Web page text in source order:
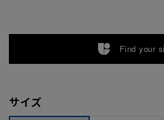
Find your
サイズ